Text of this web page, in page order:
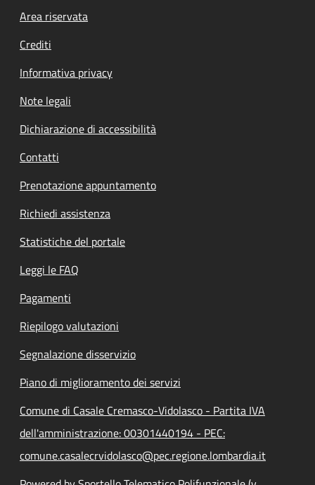
Footer menu
Area riservata
Crediti
Informativa privacy
Note legali
Dichiarazione di accessibilità
Contatti
Prenotazione appuntamento
Richiedi assistenza
Statistiche del portale
Leggi le FAQ
Pagamenti
Riepilogo valutazioni
Segnalazione disservizio
Piano di miglioramento dei servizi
Comune di Casale Cremasco-Vidolasco - Partita IVA
dell'amministrazione: 00301440194 - PEC:
comune.casalecrvidolasco@pec.regione.lombardia.it